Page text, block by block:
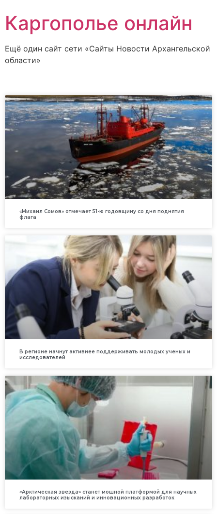
Каргополье онлайн
Ещё один сайт сети «Сайты Новости Архангельской
области»
«Михаил Сомов» отмечает 51-ю годовщину со дня поднятия
флага
В регионе начнут активнее поддерживать молодых ученых и
исследователей
«Арктическая звезда» станет мощной платформой для научных
лабораторных изысканий и инновационных разработок